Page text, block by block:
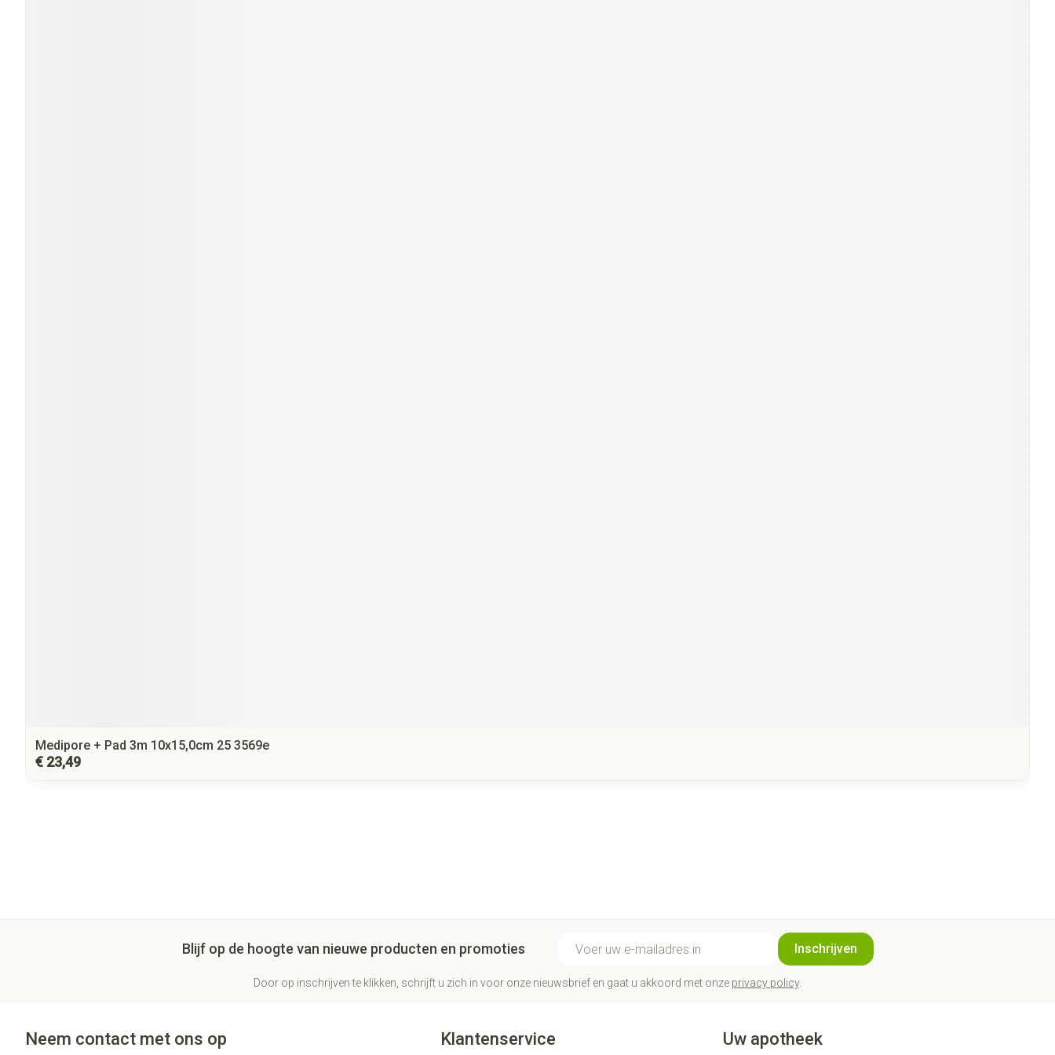
Medipore + Pad 3m 10x15,0cm 25 3569e
€ 23,49
Blijf op de hoogte van nieuwe producten en promoties Inschrijven
Door op inschrijven te klikken, schrijft u zich in voor onze nieuwsbrief en gaat u akkoord met onze privacy policy.
Neem contact met ons op Klantenservice Uw apotheek